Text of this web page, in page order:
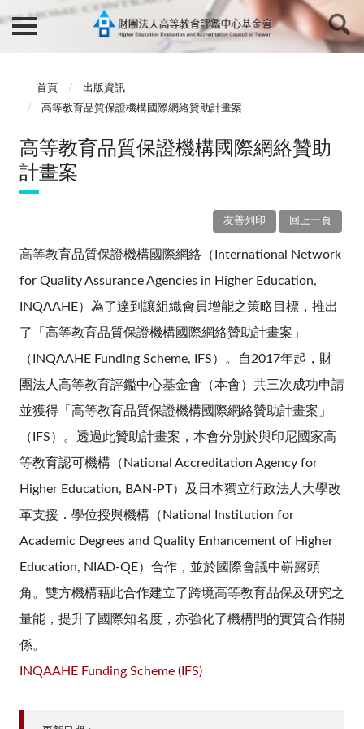
首頁
出版資訊
高等教育品質保證機構國際網絡贊助計畫案
高等教育品質保證機構國際網絡贊助
計畫案
回上一頁
友善列印
高等教育品質保證機構國際網絡 （International Network
for Quality Assurance Agencies in Higher Education,
INQAAHE）為了達到讓組織會員增能之策略目標，推出
了「高等教育品質保證機構國際網絡贊助計畫案」
（INQAAHE Funding Scheme, IFS）。自2017年起，財
團法人高等教育評鑑中心基金會（本會）共三次成功申請
並獲得「 高等教育品質保證機構國際網絡贊助計畫案 」
（IFS）。透過此贊助計畫案，本會分別於與印尼國家高
等教育認可機構（National Accreditation Agency for
Higher Education, BAN-PT）及日本獨立行政法人大學改
革支援．學位授與機構（National Institution for
Academic Degrees and Quality Enhancement of Higher
Education, NIAD-QE）合作，並於國際會議中嶄露頭
角。雙方機構藉此合作建立了跨境高等教育品保及研究之
量能，提升了國際知名度，亦強化了機構間的實質合作關
係。
INQAAHE Funding Scheme (IFS)